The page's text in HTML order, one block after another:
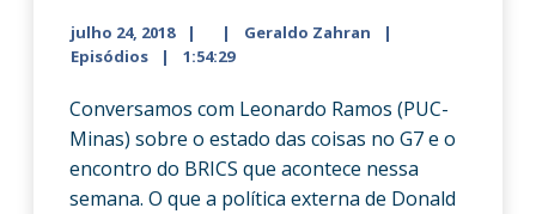
julho 24, 2018
Geraldo Zahran
Episódios
1:54:29
Conversamos com Leonardo Ramos (PUC-
Minas) sobre o estado das coisas no G7 e o
encontro do BRICS que acontece nessa
semana. O que a política externa de Donald